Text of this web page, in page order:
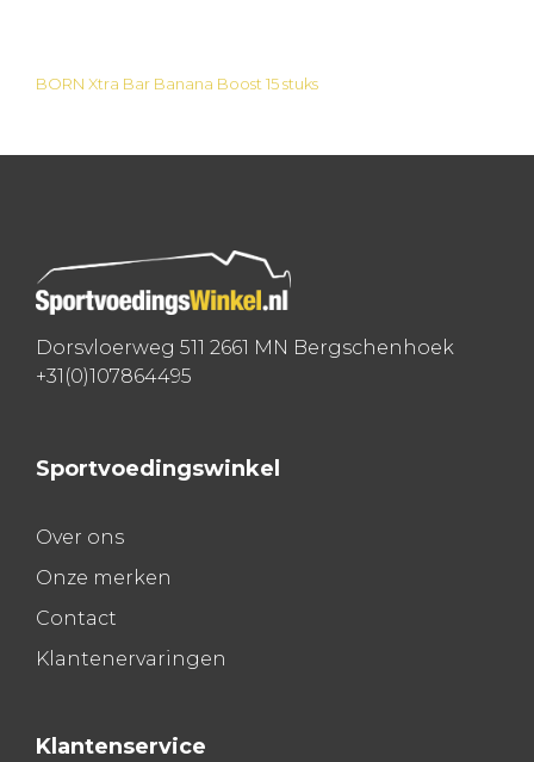
Bericht
navigatie
BORN Xtra Bar Banana Boost 15 stuks
Dorsvloerweg 511 2661 MN Bergschenhoek
+31(0)107864495
Sportvoedingswinkel
Over ons
Onze merken
Contact
Klantenervaringen
Klantenservice